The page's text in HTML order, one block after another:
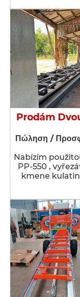
Prodám
Πώληση /
Nabízím
PP-550 ,
kmene